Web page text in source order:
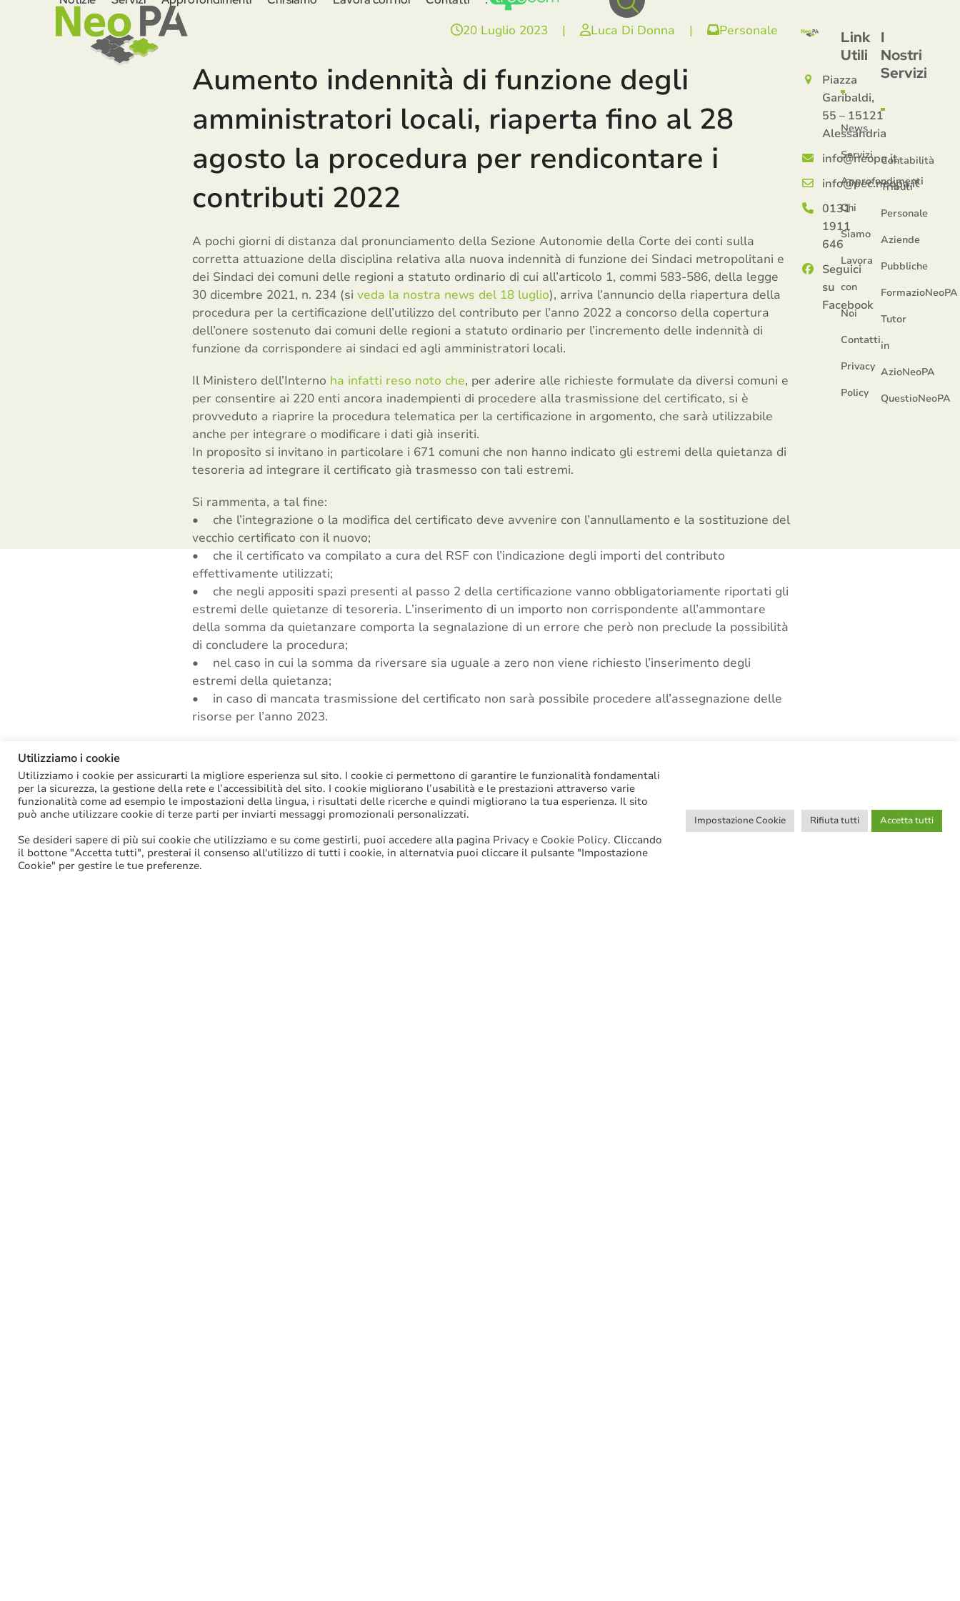
20 Luglio 2023 | Luca Di Donna | Personale
Aumento indennità di funzione degli
amministratori locali, riaperta fino al 28
agosto la procedura per rendicontare i
contributi 2022
A pochi giorni di distanza dal pronunciamento della Sezione Autonomie della Corte dei conti sulla
corretta attuazione della disciplina relativa alla nuova indennità di funzione dei Sindaci metropolitani e
dei Sindaci dei comuni delle regioni a statuto ordinario di cui all’articolo 1, commi 583-586, della legge
30 dicembre 2021, n. 234 (si veda la nostra news del 18 luglio), arriva l’annuncio della riapertura della
procedura per la certificazione dell’utilizzo del contributo per l’anno 2022 a concorso della copertura
dell’onere sostenuto dai comuni delle regioni a statuto ordinario per l’incremento delle indennità di
funzione da corrispondere ai sindaci ed agli amministratori locali.
Il Ministero dell’Interno ha infatti reso noto che, per aderire alle richieste formulate da diversi comuni e
per consentire ai 220 enti ancora inadempienti di procedere alla trasmissione del certificato, si è
provveduto a riaprire la procedura telematica per la certificazione in argomento, che sarà utilizzabile
anche per integrare o modificare i dati già inseriti.
In proposito si invitano in particolare i 671 comuni che non hanno indicato gli estremi della quietanza di
tesoreria ad integrare il certificato già trasmesso con tali estremi.
Si rammenta, a tal fine:
• che l’integrazione o la modifica del certificato deve avvenire con l’annullamento e la sostituzione del
vecchio certificato con il nuovo;
• che il certificato va compilato a cura del RSF con l’indicazione degli importi del contributo
effettivamente utilizzati;
• che negli appositi spazi presenti al passo 2 della certificazione vanno obbligatoriamente riportati gli
estremi delle quietanze di tesoreria. L’inserimento di un importo non corrispondente all’ammontare
della somma da quietanzare comporta la segnalazione di un errore che però non preclude la possibilità
di concludere la procedura;
• nel caso in cui la somma da riversare sia uguale a zero non viene richiesto l’inserimento degli
estremi della quietanza;
• in caso di mancata trasmissione del certificato non sarà possibile procedere all’assegnazione delle
risorse per l’anno 2023.
Tags: Amministratori locali, Compensi, Contributi Statali
Facebook Stampa Email
Piazza
Garibaldi,
55 – 15121
Alessandria
info@neopa.it
info@pec.neopa.it
0131
1911
646
Seguici
su
Facebook
Link
Utili
News
Servizi
Approfondimenti
Chi
Siamo
Lavora
con
Noi
Contatti
Privacy
Policy
I
Nostri
Servizi
Contabilità
Tributi
Personale
Aziende
Pubbliche
FormazioNeoPA
Tutor
in
AzioNeoPA
QuestioNeoPA
Utilizziamo i cookie
Utilizziamo i cookie per assicurarti la migliore esperienza sul sito. I cookie ci permettono di garantire le funzionalità fondamentali
per la sicurezza, la gestione della rete e l’accessibilità del sito. I cookie migliorano l’usabilità e le prestazioni attraverso varie
funzionalità come ad esempio le impostazioni della lingua, i risultati delle ricerche e quindi migliorano la tua esperienza. Il sito
può anche utilizzare cookie di terze parti per inviarti messaggi promozionali personalizzati.
Se desideri sapere di più sui cookie che utilizziamo e su come gestirli, puoi accedere alla pagina Privacy e Cookie Policy. Cliccando
il bottone "Accetta tutti", presterai il consenso all'utilizzo di tutti i cookie, in alternatvia puoi cliccare il pulsante "Impostazione
Cookie" per gestire le tue preferenze.
Impostazione Cookie Rifiuta tutti Accetta tutti